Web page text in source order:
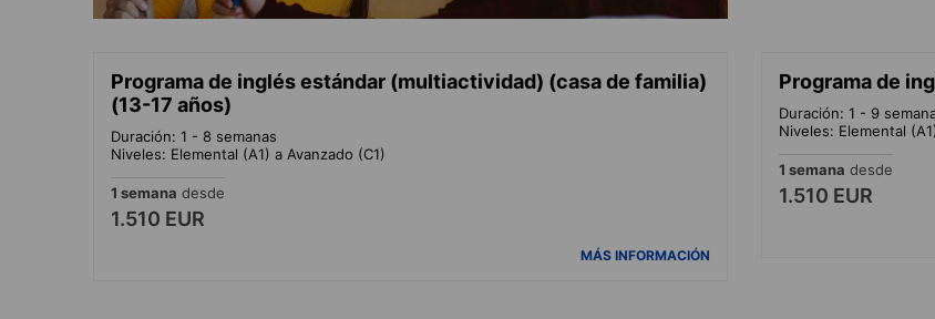
Programa de inglés estándar (multiactividad) (casa de familia)
(13-17 años)
Duración: 1 - 8 semanas
Niveles: Elemental (A1) a Avanzado (C1)
1 semana desde
1.510 EUR
MÁS INFORMACIÓN
Programa de
Duración: 1 - 9
Niveles: Elemental
1 semana desde
1.510 EUR